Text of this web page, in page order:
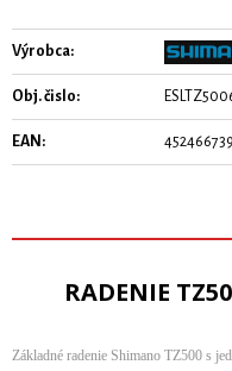
Výrobca:
Obj. čislo:
EAN:
RADENIE
Základné radenie Shimano TZ500 s